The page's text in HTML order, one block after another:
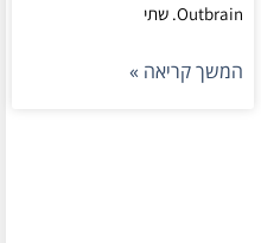
Outbrain. שתי
המשך קריאה »